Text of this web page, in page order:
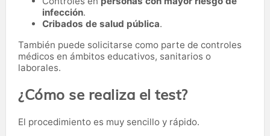
infección.
Cribados de salud pública.
También puede solicitarse como parte de controles
médicos en ámbitos educativos, sanitarios o
laborales.
¿Cómo se realiza el test?
El procedimiento es muy sencillo y rápido.